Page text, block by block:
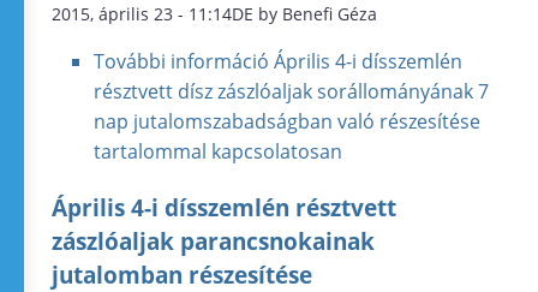
2015, április 23 - 11:14DE by Benefi Géza
További információ Április 4-i dísszemlén
résztvett dísz zászlóaljak sorállományának 7
nap jutalomszabadságban való részesítése
tartalommal kapcsolatosan
Április 4-i dísszemlén résztvett
zászlóaljak parancsnokainak
jutalomban részesítése